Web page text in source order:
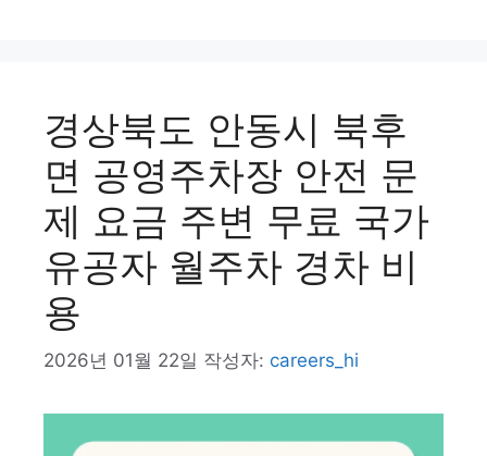
경상북도 안동시 북후
면 공영주차장 안전 문
제 요금 주변 무료 국가
유공자 월주차 경차 비
용
2026년 01월 22일 작성자: careers_hi